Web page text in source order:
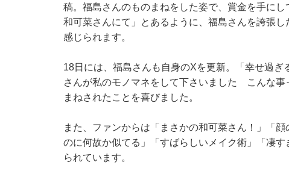
稿。福島さんのものまねをした姿で、賞金を手に
和可菜さんにて」とあるように、福島さんを誇張
感じられます。
18日には、福島さんも自身のXを更新。「幸せ過
さんが私のモノマネをして下さいました こんな
まねされたことを喜びました。
また、ファンからは「まさかの和可菜さん！」「
のに何故か似てる」「すばらしいメイク術」「凄
られています。